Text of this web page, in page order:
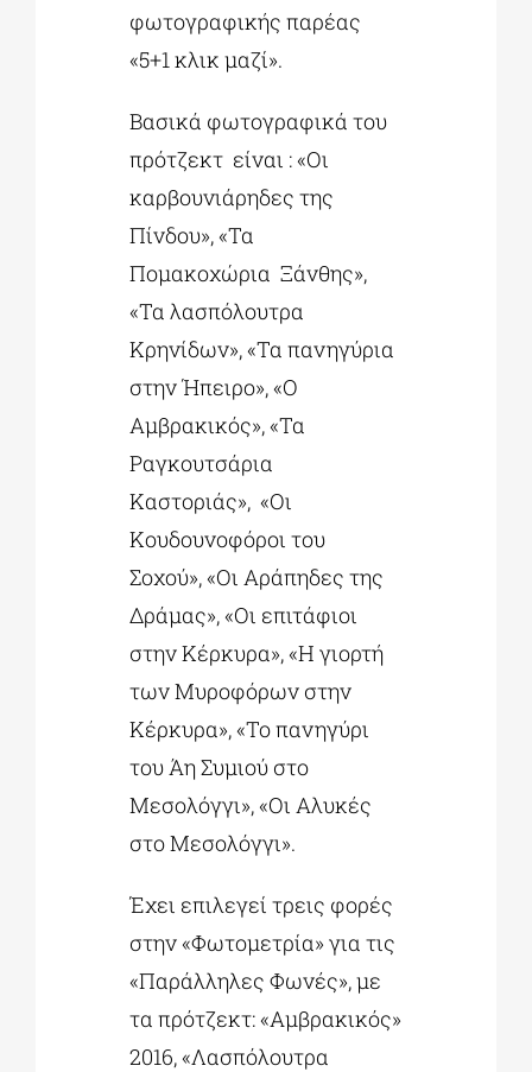
φωτογραφικής παρέας
«5+1 κλικ μαζί».
Βασικά φωτογραφικά του
πρότζεκτ είναι : «Οι
καρβουνιάρηδες της
Πίνδου», «Τα
Πομακοχώρια Ξάνθης»,
«Τα λασπόλουτρα
Κρηνίδων», «Τα πανηγύρια
στην Ήπειρο», «Ο
Αμβρακικός», «Τα
Ραγκουτσάρια
Καστοριάς», «Οι
Κουδουνοφόροι του
Σοχού», «Οι Αράπηδες της
Δράμας», «Οι επιτάφιοι
στην Κέρκυρα», «Η γιορτή
των Μυροφόρων στην
Κέρκυρα», «Το πανηγύρι
του Άη Συμιού στο
Μεσολόγγι», «Οι Αλυκές
στο Μεσολόγγι».
Έχει επιλεγεί τρεις φορές
στην «Φωτομετρία» για τις
«Παράλληλες Φωνές», με
τα πρότζεκτ: «Αμβρακικός»
2016, «Λασπόλουτρα